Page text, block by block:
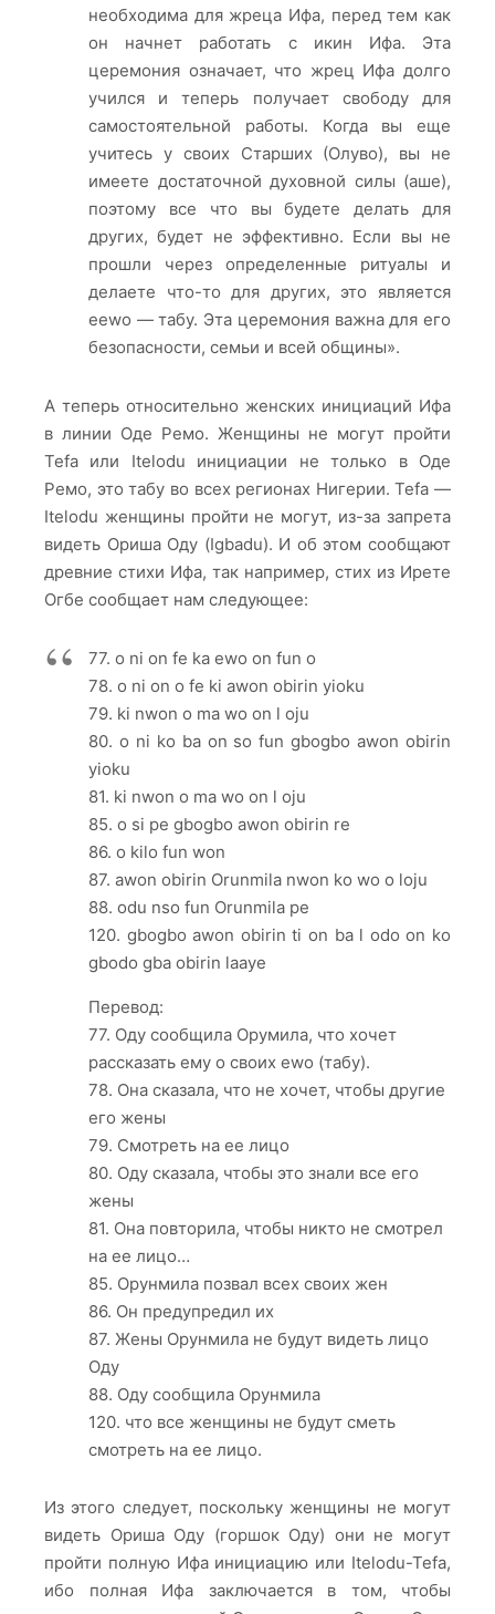
необходима для жреца Ифа, перед тем как
он начнет работать с икин Ифа. Эта
церемония означает, что жрец Ифа долго
учился и теперь получает свободу для
самостоятельной работы. Когда вы еще
учитесь у своих Старших (Олуво), вы не
имеете достаточной духовной силы (аше),
поэтому все что вы будете делать для
других, будет не эффективно. Если вы не
прошли через определенные ритуалы и
делаете что-то для других, это является
eewo — табу. Эта церемония важна для его
безопасности, семьи и всей общины».
А теперь относительно женских инициаций Ифа
в линии Оде Ремо. Женщины не могут пройти
Tefa или Itelodu инициации не только в Оде
Ремо, это табу во всех регионах Нигерии. Tefa —
Itelodu женщины пройти не могут, из-за запрета
видеть Ориша Оду (Igbadu). И об этом сообщают
древние стихи Ифа, так например, стих из Ирете
Огбе сообщает нам следующее:
77. o ni on fe ka ewo on fun o
78. o ni on o fe ki awon obirin yioku
79. ki nwon o ma wo on l oju
80. o ni ko ba on so fun gbogbo awon obirin
yioku
81. ki nwon o ma wo on l oju
85. o si pe gbogbo awon obirin re
86. o kilo fun won
87. awon obirin Orunmila nwon ko wo o loju
88. odu nso fun Orunmila pe
120. gbogbo awon obirin ti on ba l odo on ko
gbodo gba obirin laaye
Перевод:
77. Оду сообщила Орумила, что хочет
рассказать ему о своих ewo (табу).
78. Она сказала, что не хочет, чтобы другие
его жены
79. Смотреть на ее лицо
80. Оду сказала, чтобы это знали все его
жены
81. Она повторила, чтобы никто не смотрел
на ее лицо…
85. Орунмила позвал всех своих жен
86. Oн предупредил их
87. Жены Орунмила не будут видеть лицо
Оду
88. Оду сообщила Орунмила
120. что все женщины не будут сметь
смотреть на ее лицо.
Из этого следует, поскольку женщины не могут
видеть Ориша Оду (горшок Оду) они не могут
пройти полную Ифа инициацию или Itelodu-Tefa,
ибо полная Ифа заключается в том, чтобы